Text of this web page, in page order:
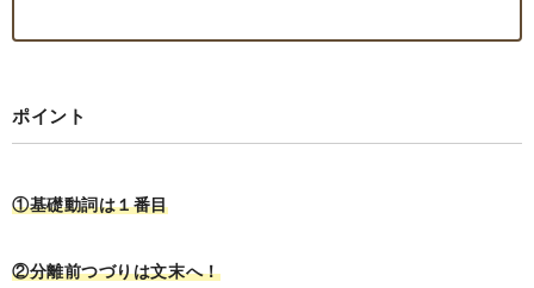
ポイント
①基礎動詞は１番目
②分離前つづりは文末へ！